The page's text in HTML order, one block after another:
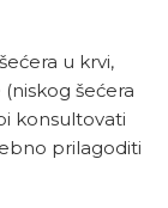
u krvi,
šećera
konsultovati
prilagoditi